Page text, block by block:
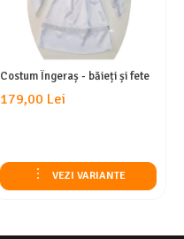
Costum Îngeraș - băieți și fete
179,00 Lei
VEZI VARIANTE